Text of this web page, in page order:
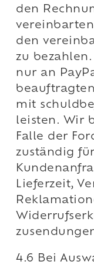
den
den
zu
nur an
mit
leisten. Wir
Falle der
zuständig
Lieferzeit,
4.6 Bei